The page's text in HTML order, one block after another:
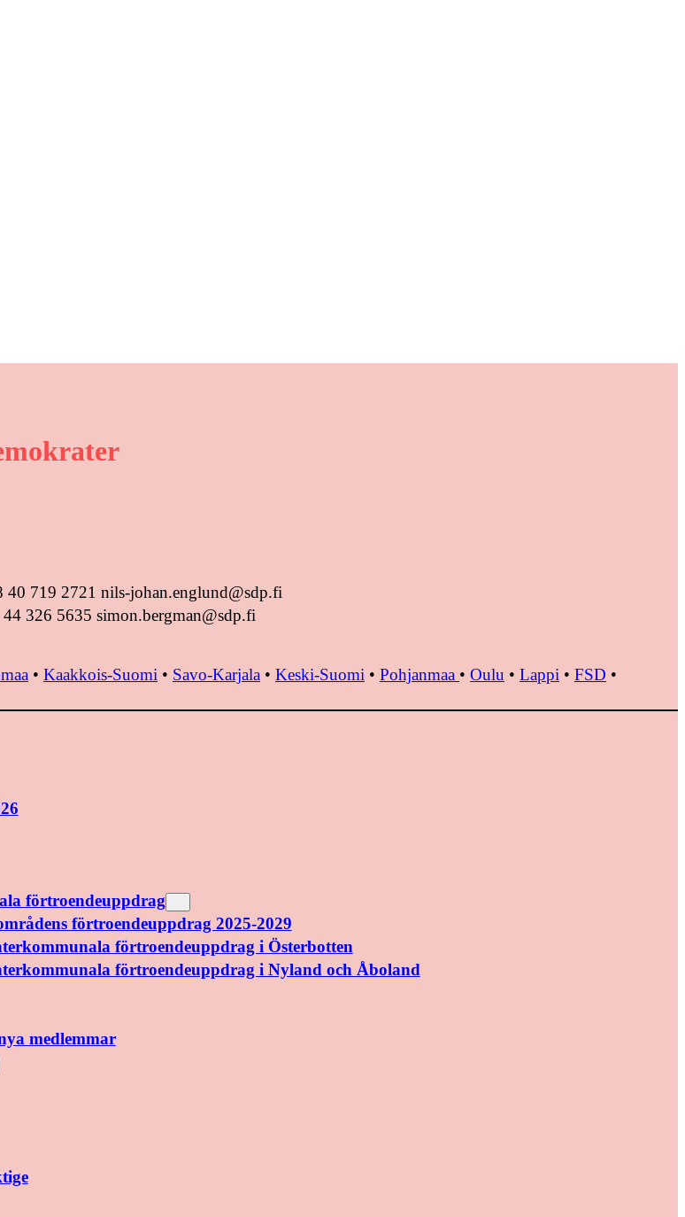
40 719 2721 nils-johan.englund@sdp.fi
326 5635 simon.bergman@sdp.fi
• Kaakkois-Suomi • Savo-Karjala • Keski-Suomi • Pohjanmaa • Oulu • Lappi • FSD •
förtroendeuppdrag
förtroendeuppdrag 2025-2029
förtroendeuppdrag i Österbotten
förtroendeuppdrag i Nyland och Åboland
medlemmar